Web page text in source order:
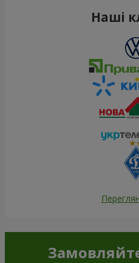
Наші